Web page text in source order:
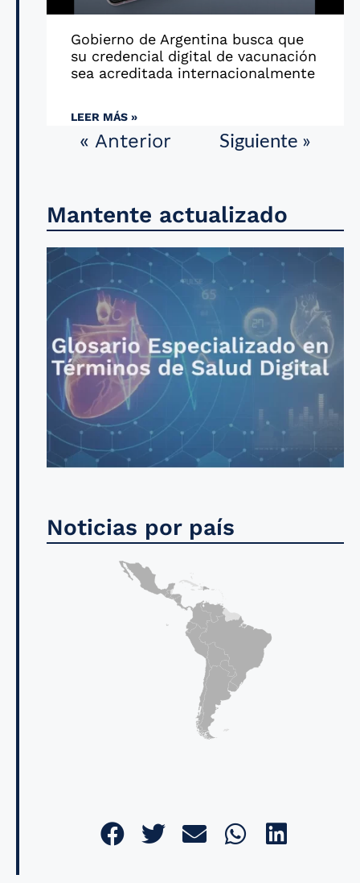
Gobierno de Argentina busca que
su credencial digital de vacunación
sea acreditada internacionalmente
LEER MÁS »
« Anterior Siguiente »
Mantente actualizado
Noticias por país